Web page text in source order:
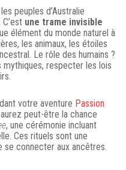
peuples d’Australie
une trame invisible
élément du monde naturel à
les animaux, les étoiles
Le rôle des humains ?
respecter les lois
votre aventure Passion
peut-être la chance
, une cérémonie incluant
Ces rituels sont une
se connecter aux ancêtres.